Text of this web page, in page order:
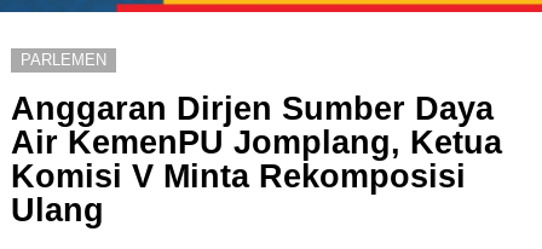
PARLEMEN
Anggaran Dirjen Sumber Daya
Air KemenPU Jomplang, Ketua
Komisi V Minta Rekomposisi
Ulang